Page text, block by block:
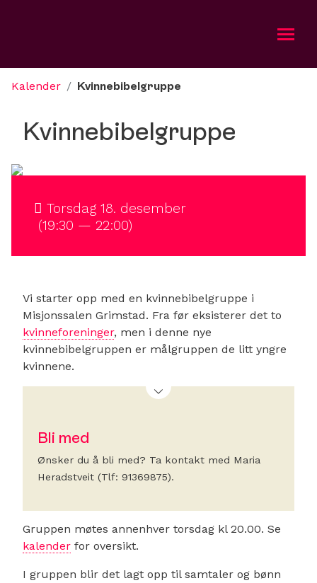
Aktuelt
Kalender
Misjonsradioen
Kalender / Kvinnebibelgruppe
Kvinnebibelgruppe
Torsdag 18. desember
(19:30 — 22:00)
Vi starter opp med en kvinnebibelgruppe i
Misjonssalen Grimstad. Fra før eksisterer det to
kvinneforeninger, men i denne nye
kvinnebibelgruppen er målgruppen de litt yngre
kvinnene.
Bli med
Ønsker du å bli med? Ta kontakt med Maria
Heradstveit (Tlf: 91369875).
Gruppen møtes annenhver torsdag kl 20.00. Se
kalender for oversikt.
I gruppen blir det lagt opp til samtaler og bønn